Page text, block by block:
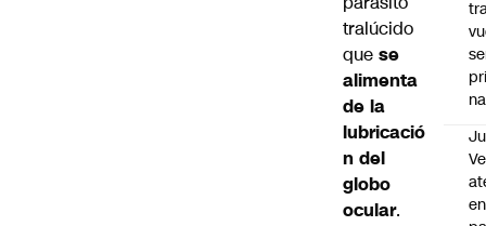
tralúcido
que se
alimenta
de la
lubricació
n del
globo
ocular.